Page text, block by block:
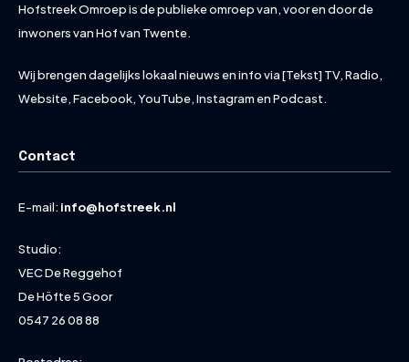
Hofstreek Omroep is de publieke omroep van, voor en door de
inwoners van Hof van Twente.
Wij brengen dagelijks lokaal nieuws en info via [Tekst] TV, Radio,
Website, Facebook, YouTube, Instagram en Podcast.
Contact
E-mail: info@hofstreek.nl
Studio:
VEC De Reggehof
De Höfte 5 Goor
0547 26 08 88